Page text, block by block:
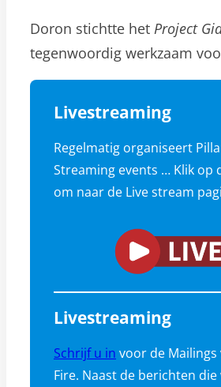
Doron stichtte het Project
tegenwoordig werkzaam
Livestreaming
Regelmatig organiseert
Streaming events … Klik op
om naar de Live stream
Livestreaming
Schrijf u in voor de Mailings
Fire. Naast de berichten